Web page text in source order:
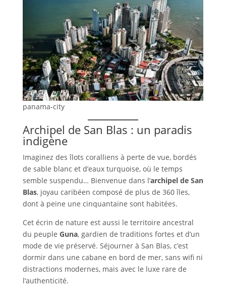
panama-city
Archipel de San Blas : un paradis
indigène
Imaginez des îlots coralliens à perte de vue, bordés
de sable blanc et d’eaux turquoise, où le temps
semble suspendu… Bienvenue dans l’archipel de San
Blas, joyau caribéen composé de plus de 360 îles,
dont à peine une cinquantaine sont habitées.
Cet écrin de nature est aussi le territoire ancestral
du peuple Guna, gardien de traditions fortes et d’un
mode de vie préservé. Séjourner à San Blas, c’est
dormir dans une cabane en bord de mer, sans wifi ni
distractions modernes, mais avec le luxe rare de
l’authenticité.